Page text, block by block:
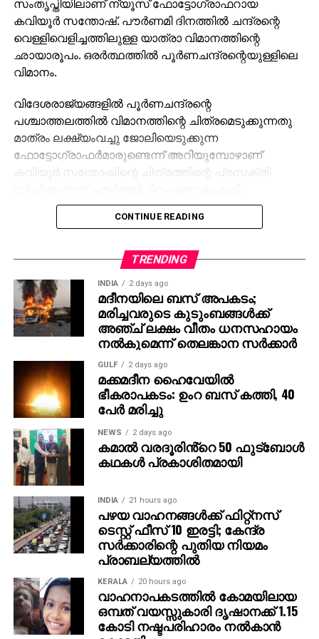
സംതൃപ്തിയിലാണ് ന്യൂസ് ഫോട്ടോഗ്രാഫറായ
കവിയൂര്‍ സന്തോഷ്. പൗര്‍ണമി ദിനത്തില്‍ ചന്ദ്രന്റെ
വെള്ളിവെളിച്ചത്തിലുള്ള യാത്രാ വിമാനത്തിന്റെ
ഛായാരൂപം. ഒരര്‍ത്ഥത്തില്‍ പൂര്‍ണചന്ദ്രന്റെയുള്ളിലെ
വിമാനം.
വിദേശരാജ്യങ്ങളില്‍ പൂര്‍ണചന്ദ്രന്റെ
പശ്ചാത്തലത്തില്‍ വിമാനത്തിന്റെ ചിത്രമെടുക്കുന്നതു
മാത്രം ലക്ഷ്യംവച്ചു ജോലിയെടുക്കുന്ന
ഫോട്ടോഗ്രാഫര്‍മാരുണ്ടെന്ന് അറിയുമ്പോഴാണ്
കവിയൂര്‍ സന്തോഷിന്റെ ചിത്രത്തിന്റെ പ്രസക്തി
വിമാനത്തിന്റെ പാത മുന്‍കൂട്ടി കണ്ട് ഈ ഒരു
ലക്ഷ്യത്തിനായി കവിയൂര്‍ സന്തോഷ് ചെലവഴിച്ചത്
സഹായത്തോടെയാണ് ഇതൊക്കെ ചെയ്യുന്നതെങ്കില്‍
അര്‍പ്പണബോധവുമാണ്. പകരം ലഭിച്ചത് ചന്ദന്റെ
മധ്യഭാഗത്തുകൂടി കടന്നുപോകുന്ന വിമാനത്തിന്റെ
അപൂര്‍വങ്ങളില്‍ അപൂര്‍വമായ ചിത്രം.
സാമൂഹ്യമാധ്യമത്തില്‍ പങ്കുവെച്ച ചിത്രം
വൈറലായതോടെ ലോകത്തിന്റെ വിവിധ ഭാഗങ്ങളില്‍
നിന്ന് അഭിനന്ദന പ്രവാഹമാണ് സന്തോഷിന്
ലഭിക്കുന്നത്.
വ്യത്യസ്തമായ ഒരു ഫ്രെയിം തന്റെ കരിയറില്‍
വേണമെന്ന ചിന്തയാണ് കവിയൂര്‍ സന്തോഷിനെ
വര്‍ഷങ്ങളായുള്ള കാത്തിരിപ്പിന് പ്രേരിപ്പിച്ചത്. പല
തവണ ചുണ്ടിനും കപ്പിനും ഇടയില്‍ ചിത്രം
വഴുതിപ്പോയി. പലപ്പോഴും മനോഹരങ്ങളായ നിരവധി
ചിത്രങ്ങളുടെ പിറവിക്കും ഇതിടയാക്കി. ഒരു പൗര്‍ണമി
ദിവസം പോലും ഒഴിവാക്കാതെ തന്റെ കാത്തിരിപ്പ്
തുടര്‍ന്നുവെന്നും നവംബര്‍ ആറിനാണ് ഇതിനുള്ള
അവസരം ലഭിച്ചതെന്നും കവിയൂര്‍ സന്തോഷ് പറയുന്നു.
മൂന്നു ഫ്രെയിമുകളാണ് ലഭിച്ചത്. ചന്ദ്ര
പശ്ചാത്തലത്തിലുള്ള വിമാനത്തിന്റെ മുന്‍ഭാഗവും
വിമാനത്തിന്റെ വാലുമായിരുന്നു മറ്റുള്ളവ.
CONTINUE READING
TRENDING
INDIA 2 days ago
മദീനയിലെ ബസ് അപകടം;
മരിച്ചവരുടെ കുടുംബങ്ങള്‍ക്ക്
അഞ്ച് ലക്ഷം വീതം ധനസഹായം
നല്‍കുമെന്ന് തെലങ്കാന സര്‍ക്കാര്‍
GULF 2 days ago
മക്കമദീന ഹൈവേയില്‍
ഭീകരാപകടം: ഉംറ ബസ് കത്തി, 40
പേര്‍ മരിച്ചു
NEWS 2 days ago
കമാൽ വരദൂരിൻ്റെ 50 ഫുട്ബോൾ
കഥകൾ പ്രകാശിതമായി
INDIA 21 hours ago
പഴയ വാഹനങ്ങള്‍ക്ക് ഫിറ്റ്‌നസ്
ടെസ്റ്റ് ഫീസ് 10 ഇരട്ടി; കേന്ദ്ര
സര്‍ക്കാരിന്റെ പുതിയ നിയമം
പ്രാബല്യത്തില്‍
KERALA 20 hours ago
വാഹനാപകടത്തില്‍ കോമയിലായ
ഒമ്പത് വയസ്സുകാരി ദൃഷാനക്ക് 1.15
കോടി നഷ്ടപരിഹാരം നല്‍കാന്‍